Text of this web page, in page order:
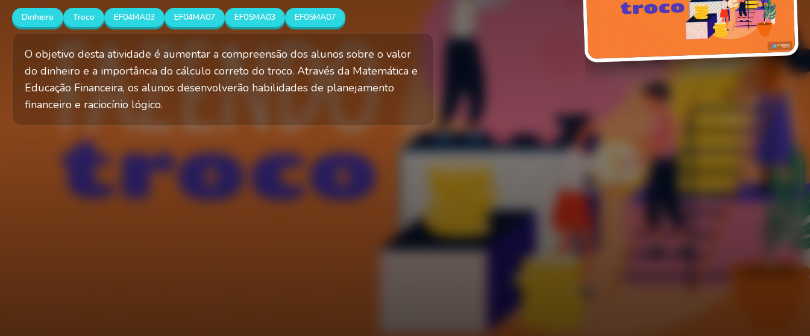
Dinheiro Troco EF04MA03 EF04MA07 EF05MA03 EF05MA07
O objetivo desta atividade é aumentar a compreensão dos alunos sobre o valor
do dinheiro e a importância do cálculo correto do troco. Através da Matemática e
Educação Financeira, os alunos desenvolverão habilidades de planejamento
financeiro e raciocínio lógico.